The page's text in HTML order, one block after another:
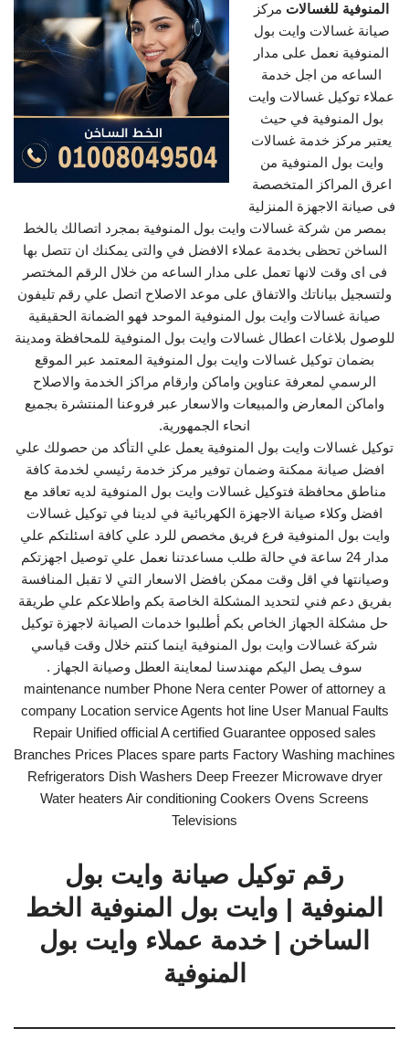
المنوفية للغسالات مركز
صيانة غسالات وايت بول
المنوفية نعمل على مدار
الساعه من اجل خدمة
عملاء توكيل غسالات وايت
بول المنوفية في حيث
يعتبر مركز خدمة غسالات
وايت بول المنوفية من
اعرق المراكز المتخصصة
فى صيانة الاجهزة المنزلية
بمصر من شركة غسالات وايت بول المنوفية بمجرد اتصالك بالخط
الساخن تحظى بخدمة عملاء الافضل في والتى يمكنك ان تتصل بها
فى اى وقت لانها تعمل على مدار الساعه من خلال الرقم المختصر
ولتسجيل بياناتك والاتفاق على موعد الاصلاح اتصل علي رقم تليفون
صيانة غسالات وايت بول المنوفية الموحد فهو الضمانة الحقيقية
للوصول بلاغات اعطال غسالات وايت بول المنوفية للمحافظة ومدينة
بضمان توكيل غسالات وايت بول المنوفية المعتمد عبر الموقع
الرسمي لمعرفة عناوين واماكن وارقام مراكز الخدمة والاصلاح
واماكن المعارض والمبيعات والاسعار عبر فروعنا المنتشرة بجميع
انحاء الجمهورية.
توكيل غسالات وايت بول المنوفية يعمل علي التأكد من حصولك علي
افضل صيانة ممكنة وضمان توفير مركز خدمة رئيسي لخدمة كافة
مناطق محافظة فتوكيل غسالات وايت بول المنوفية لديه تعاقد مع
افضل وكلاء صيانة الاجهزة الكهربائية في لدينا في توكيل غسالات
وايت بول المنوفية فرع فريق مخصص للرد علي كافة اسئلتكم علي
مدار 24 ساعة في حالة طلب مساعدتنا نعمل علي توصيل اجهزتكم
وصيانتها في اقل وقت ممكن بافضل الاسعار التي لا تقبل المنافسة
بفريق دعم فني لتحديد المشكلة الخاصة بكم واطلاعكم علي طريقة
حل مشكلة الجهاز الخاص بكم أطلبوا خدمات الصيانة لاجهزة توكيل
شركة غسالات وايت بول المنوفية اينما كنتم خلال وقت قياسي
سوف يصل اليكم مهندسنا لمعاينة العطل وصيانة الجهاز .
maintenance number Phone Nera center Power of attorney a
company Location service Agents hot line User Manual Faults
Repair Unified official A certified Guarantee opposed sales
Branches Prices Places spare parts Factory Washing machines
Refrigerators Dish Washers Deep Freezer Microwave dryer
Water heaters Air conditioning Cookers Ovens Screens
Televisions
رقم توكيل صيانة وايت بول
المنوفية | وايت بول المنوفية الخط
الساخن | خدمة عملاء وايت بول
المنوفية